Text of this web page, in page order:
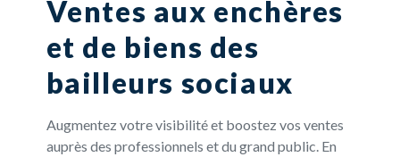
Ventes aux enchères
et de biens des
bailleurs sociaux
Augmentez votre visibilité et boostez vos ventes
auprès des professionnels et du grand public. En